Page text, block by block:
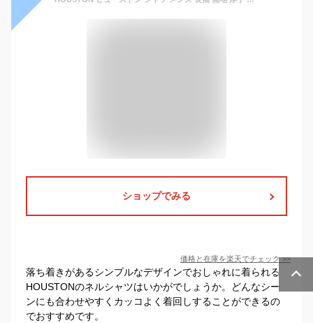
ショップでみる
価格と在庫を楽天でチェック>>
落ち着きがあるシンプルなデザインでおしゃれに着られる
HOUSTONのネルシャツはいかがでしょうか。どんなシー
ンにも合わせやすくカッコよく着回しすることができるの
でおすすめです。